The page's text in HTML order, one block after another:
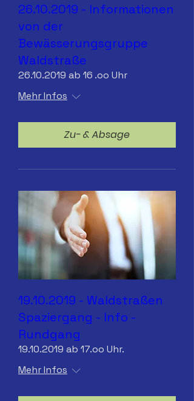
26.10.2019 - Informationen
von der
Bewässerungsgruppe
Waldstraße
26.10.2019 ab 16 .oo Uhr
Mehr Infos
Zu- & Absage
19.10.2019 - Waldstraßen
Spaziergang - Info -
Rundgang
19.10.2019 ab 17.oo Uhr.
Mehr Infos